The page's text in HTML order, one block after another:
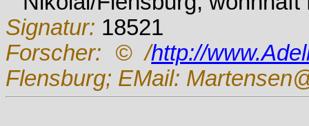
Signatur: 18521
Forscher: © /http://
Flensburg; EMail: